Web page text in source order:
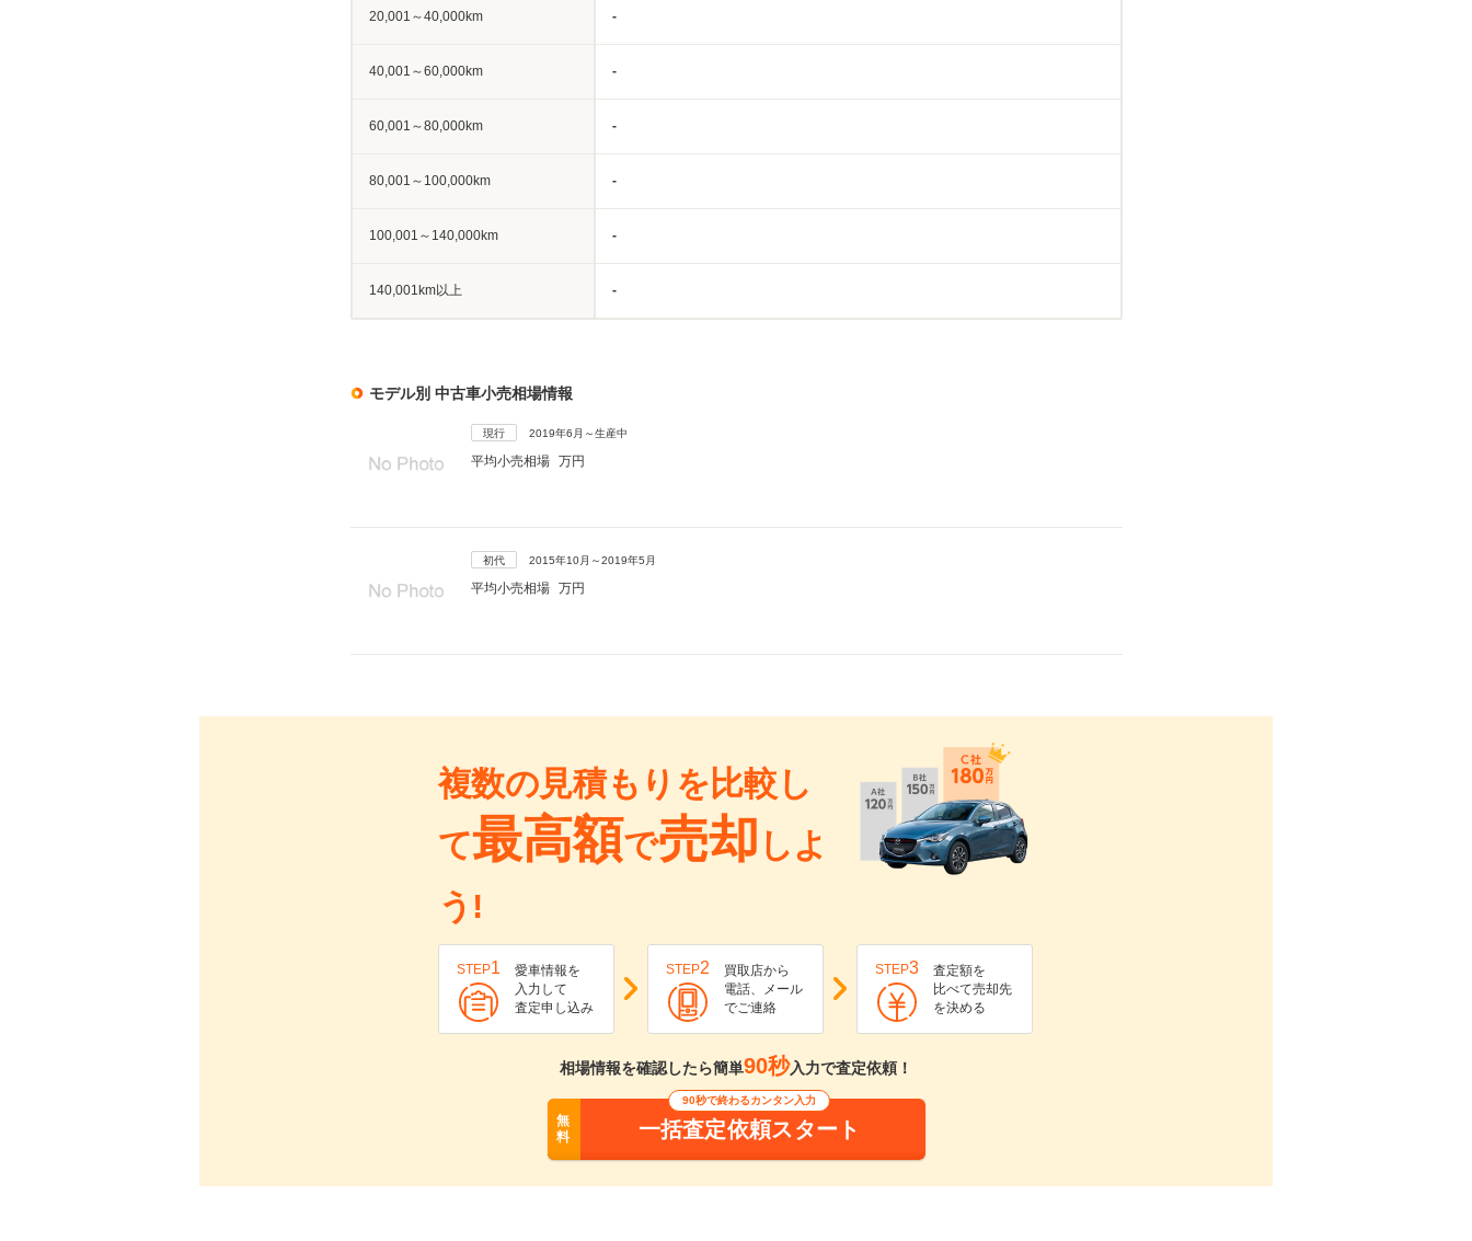
20,001～40,000km -
40,001～60,000km -
60,001～80,000km -
80,001～100,000km -
100,001～140,000km -
140,001km以上 -
モデル別 中古車小売相場情報
現行 2019年6月～生産中
平均小売相場 万円
初代 2015年10月～2019年5月
平均小売相場 万円
複数の見積もりを比較し
て最高額で売却 しよ
う!
STEP1
愛車情報を
入力して
査定申し込み
STEP2
買取店から
電話、メール
でご連絡
STEP3
査定額を
比べて売却先
を決める
相場情報を確認したら簡単90秒入力で査定依頼！
無
料
90秒で終わるカンタン入力
一括査定依頼スタート